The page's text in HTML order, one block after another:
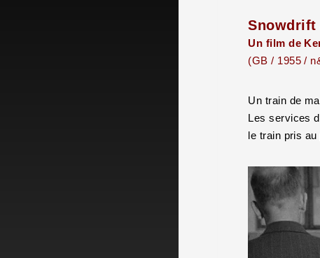
Snowdrift
Un film de
(GB / 1955 /
Un train de
Les services
le train pris au